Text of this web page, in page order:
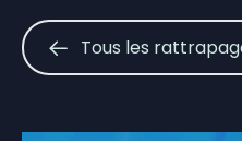
Tous les